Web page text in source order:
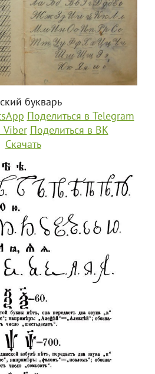
букварь
Поделиться в Telegram
Viber Поделиться в ВК
Скачать